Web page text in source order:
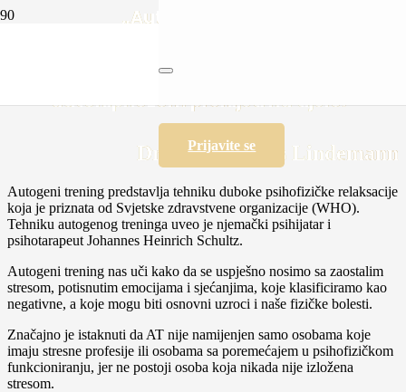
Prijavite se
„Autogeni trening
metoda kojom se snaga predodžbi nastoji
autohipnozom prenijeti na tijelo.“
Dr.med. Hannes Lindemann
Autogeni trening predstavlja tehniku duboke psihofizičke relaksacije
koja je priznata od Svjetske zdravstvene organizacije (WHO).
Tehniku autogenog treninga uveo je njemački psihijatar i
psihotarapeut Johannes Heinrich Schultz.
Autogeni trening nas uči kako da se uspješno nosimo sa zaostalim
stresom, potisnutim emocijama i sjećanjima, koje klasificiramo kao
negativne, a koje mogu biti osnovni uzroci i naše fizičke bolesti.
Značajno je istaknuti da AT nije namijenjen samo osobama koje
imaju stresne profesije ili osobama sa poremećajem u psihofizičkom
funkcioniranju, jer ne postoji osoba koja nikada nije izložena
stresom.